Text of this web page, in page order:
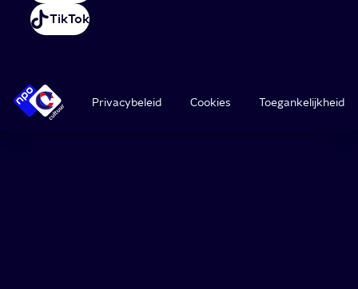
TikTok
Privacybeleid Cookies Toegankelijkheid